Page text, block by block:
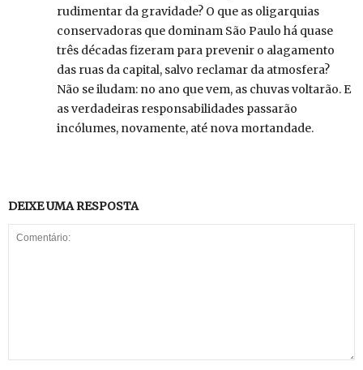
rudimentar da gravidade? O que as oligarquias
conservadoras que dominam São Paulo há quase
três décadas fizeram para prevenir o alagamento
das ruas da capital, salvo reclamar da atmosfera?
Não se iludam: no ano que vem, as chuvas voltarão. E
as verdadeiras responsabilidades passarão
incólumes, novamente, até nova mortandade.
DEIXE UMA RESPOSTA